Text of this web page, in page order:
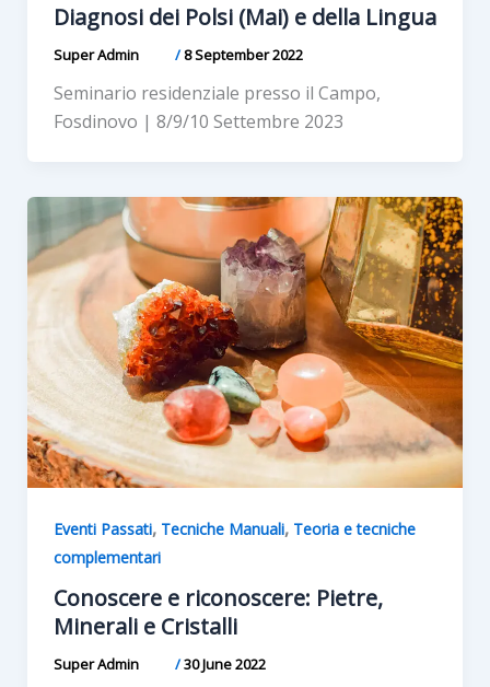
Diagnosi dei Polsi (Mai) e della Lingua
Super Admin /8 September 2022
Seminario residenziale presso il Campo,
Fosdinovo | 8/9/10 Settembre 2023
Eventi Passati, Tecniche Manuali, Teoria e tecniche
complementari
Conoscere e riconoscere: Pietre,
Minerali e Cristalli
Super Admin /30 June 2022